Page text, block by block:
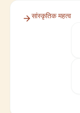
सांस्कृतिक महत्व